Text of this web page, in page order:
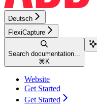
Deutsch
FlexiCapture
Search documentation...
⌘ K
Website
Get Started
Get Started